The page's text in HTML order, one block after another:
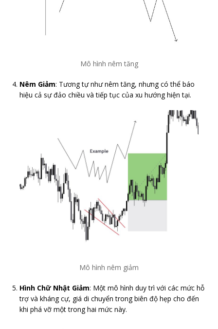
Mô hình nêm tăng
Nêm Giảm: Tương tự như nêm tăng, nhưng có thể báo
hiệu cả sự đảo chiều và tiếp tục của xu hướng hiện tại.
Mô hình nêm giảm
Hình Chữ Nhật Giảm: Một mô hình duy trì với các mức hỗ
trợ và kháng cự, giá di chuyển trong biên độ hẹp cho đến
khi phá vỡ một trong hai mức này.